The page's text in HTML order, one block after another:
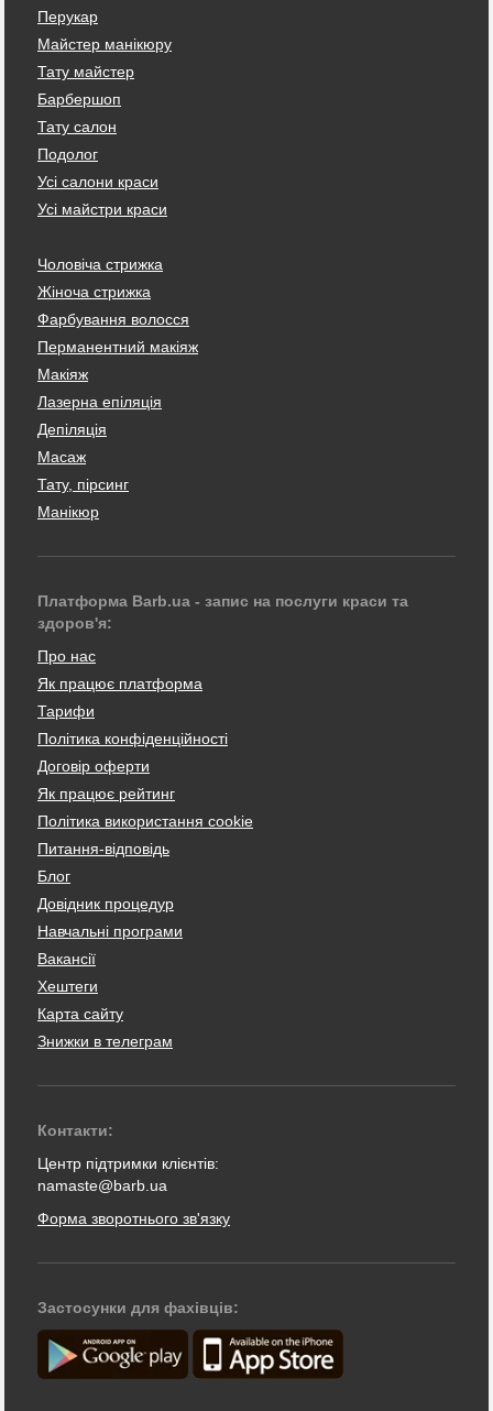
Перукар
Майстер манікюру
Тату майстер
Барбершоп
Тату салон
Подолог
Усі салони краси
Усі майстри краси
Чоловіча стрижка
Жіноча стрижка
Фарбування волосся
Перманентний макіяж
Макіяж
Лазерна епіляція
Депіляція
Масаж
Тату, пірсинг
Манікюр
Платформа Barb.ua - запис на послуги краси та
здоров'я:
Про нас
Як працює платформа
Тарифи
Політика конфіденційності
Договір оферти
Як працює рейтинг
Політика використання cookie
Питання-відповідь
Блог
Довідник процедур
Навчальні програми
Вакансії
Хештеги
Карта сайту
Знижки в телеграм
Контакти:
Центр підтримки клієнтів:
namaste@barb.ua
Форма зворотнього зв'язку
Застосунки для фахівців: